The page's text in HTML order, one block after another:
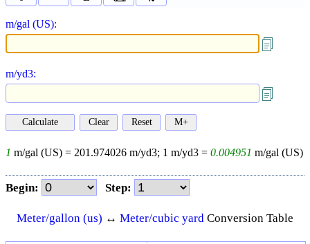
m/gal (US):
m/yd3:
1 m/gal (US) = 201.974026 m/yd3; 1 m/yd3 = 0.004951 m/gal (US)
Begin: Step:
Meter/gallon (us) ↔ Meter/cubic yard Conversion Table